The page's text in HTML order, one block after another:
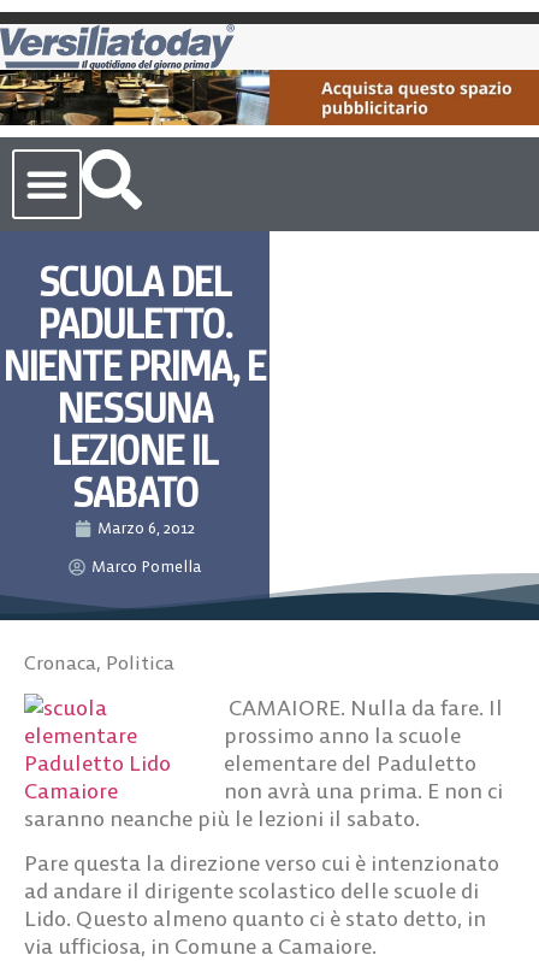
SCUOLA DEL
PADULETTO.
NIENTE PRIMA, E
NESSUNA
LEZIONE IL
SABATO
Marzo 6, 2012
Marco Pomella
Cronaca, Politica
CAMAIORE. Nulla da fare. Il
prossimo anno la scuole
elementare del Paduletto
non avrà una prima. E non ci
saranno neanche più le lezioni il sabato.
Pare questa la direzione verso cui è intenzionato
ad andare il dirigente scolastico delle scuole di
Lido. Questo almeno quanto ci è stato detto, in
via ufficiosa, in Comune a Camaiore.